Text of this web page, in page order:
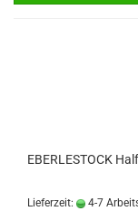
EBERLESTOCK
Lieferzeit: 4-7